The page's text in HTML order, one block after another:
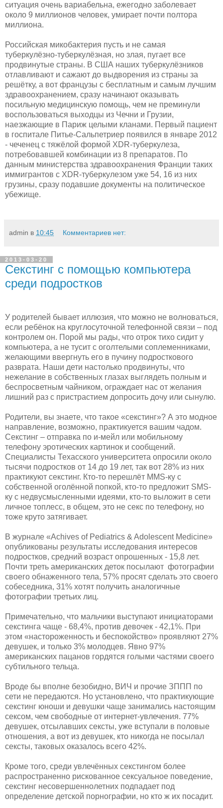
ситуация очень вариабельна, ежегодно заболевает
около 9 миллионов человек, умирает почти полтора
миллиона.
Российская микобактерия пусть и не самая
туберкулёзно-туберкулёзная, но злая, пугает все
продвинутые страны. В США наших туберкулёзников
отлавливают и сажают до выдворения из страны за
решётку, а вот французы с бесплатным и самым лучшим
здравоохранением, сразу начинают оказывать
посильную медицинскую помощь, чем не преминули
воспользоваться выходцы из Чечни и Грузии,
наезжающие в Париж целыми кланами. Первый пациент
в госпитале Питье-Сальпетриер появился в январе 2012
- чеченец с тяжёлой формой XDR-туберкулеза,
потребовавшей комбинации из 8 препаратов. По
данным министерства здравоохранения Франции таких
иммигрантов с XDR-туберкулезом уже 54, 16 из них
грузины, сразу подавшие документы на политическое
убежище.
admin в 10:45 Комментариев нет:
2013-03-20
Секстинг с помощью компьютера
среди подростков
У родителей бывает иллюзия, что можно не волноваться,
если ребёнок на круглосуточной телефонной связи – под
контролем он. Порой мы рады, что отрок тихо сидит у
компьютера, а не тусит с оголтелыми соплеменниками,
желающими ввергнуть его в пучину подросткового
разврата. Наши дети настолько продвинуты, что
нежелание в собственных глазах выглядеть полным и
беспросветным чайником, ограждает нас от желания
лишний раз с пристрастием допросить дочу или сынулю.
Родители, вы знаете, что такое «секстинг»? А это модное
направление, возможно, практикуется вашим чадом.
Секстинг – отправка по и-мейл или мобильному
телефону эротических картинок и сообщений.
Специалисты Техасского университета опросили около
тысячи подростков от 14 до 19 лет, так вот 28% из них
практикуют секстинг. Кто-то перешлёт MMS-ку с
собственной оголённой попкой, кто-то предложит SMS-
ку с недвусмысленными идеями, кто-то выложит в сети
личное топлесс, в общем, это не секс по телефону, но
тоже круто затягивает.
В журнале «Achives of Pediatrics & Adolescent Medicine»
опубликованы результаты исследования интересов
подростков, средний возраст опрошенных - 15,8 лет.
Почти треть американских деток посылают фотографии
своего обнаженного тела, 57% просят сделать это своего
собеседника, 31% хотят получить аналогичные
фотографии третьих лиц.
Примечательно, что мальчики выступают инициаторами
секстинга чаще - 68,4%, против девочек - 42,1%. При
этом «настороженность и беспокойство» проявляют 27%
девушек, и только 3% молодцев. Явно 97%
американских пацанов гордятся голыми частями своего
субтильного тельца.
Вроде бы вполне безобидно, ВИЧ и прочие ЗППП по
сети не передаются. Но установлено, что практикующие
секстинг юноши и девушки чаще занимались настоящим
сексом, чем свободные от интернет-увлечения. 77%
девушек, отсылавших сексты, уже вступали в половые
отношения, а вот из девушек, кто никогда не посылал
сексты, таковых оказалось всего 42%.
Кроме того, среди увлечённых секстингом более
распространенно рискованное сексуальное поведение,
секстинг несовершеннолетних подпадает под
определение детской порнографии, но кто ж их посадит.